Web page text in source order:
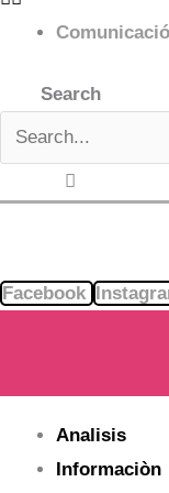
Search
Facebook
Analisis
Informaciòn